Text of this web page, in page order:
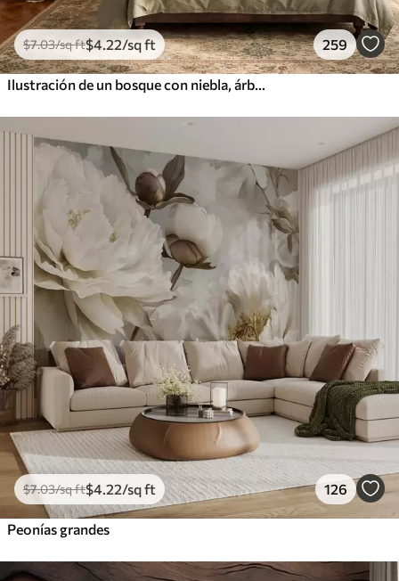
$7.03/sq ft$4.22/sq ft 259
Ilustración de un bosque con niebla, árboles altos y un sendero.
$7.03/sq ft$4.22/sq ft 126
Peonías grandes